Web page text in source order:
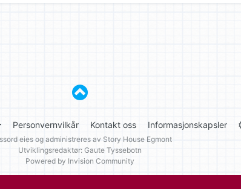
Personvernvilkår Kontakt oss Informasjonskapsler
eies og administreres av Story House Egmont
Utviklingsredaktør: Gaute Tyssebotn
Powered by Invision Community